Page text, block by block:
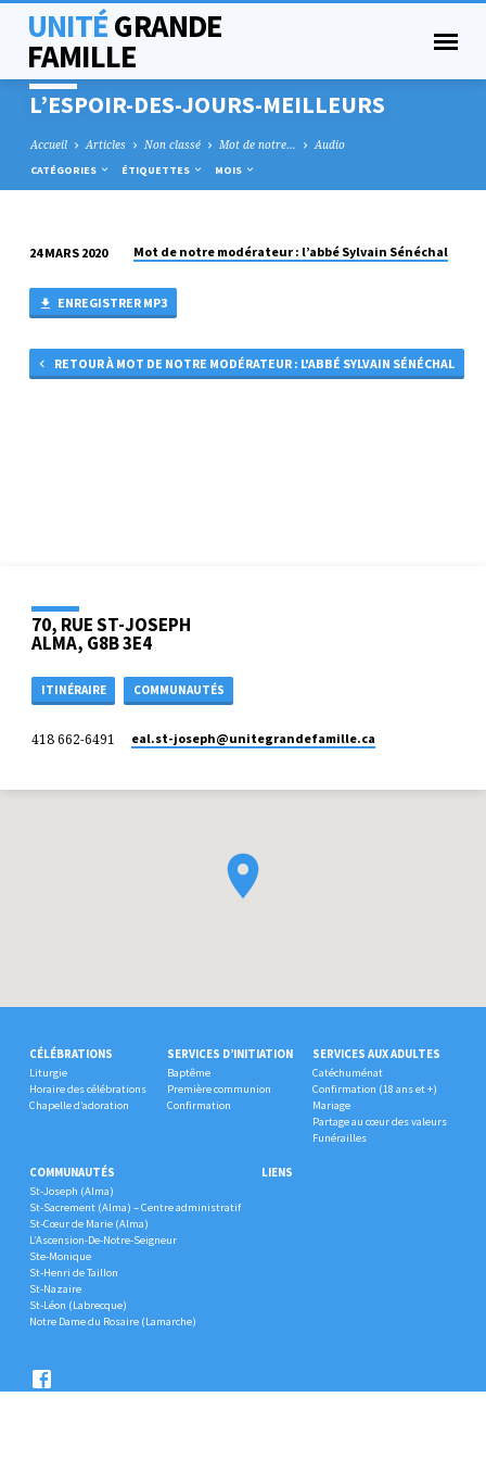
UNITÉGRANDE
FAMILLE
L’ESPOIR-DES-JOURS-MEILLEURS
Accueil Articles Non classé Mot de notre… Audio
CATÉGORIES ÉTIQUETTES MOIS
L’ESPOIR-
DES-
JOURS-
MEILLEURS
24 MARS 2020 Mot de notre modérateur : l’abbé Sylvain Sénéchal
ENREGISTRER MP3
RETOUR À MOT DE NOTRE MODÉRATEUR : L'ABBÉ SYLVAIN SÉNÉCHAL
70, RUE ST-JOSEPH
ALMA, G8B 3E4
ITINÉRAIRE COMMUNAUTÉS
418 662-6491 eal.st-joseph​@unitegrandefamille.ca
CÉLÉBRATIONS
Liturgie
Horaire des célébrations
Chapelle d’adoration
SERVICES D’INITIATION
Baptême
Première communion
Confirmation
SERVICES AUX ADULTES
Catéchuménat
Confirmation (18 ans et +)
Mariage
Partage au cœur des valeurs
Funérailles
COMMUNAUTÉS
St-Joseph (Alma)
St-Sacrement (Alma) – Centre administratif
St-Cœur de Marie (Alma)
L’Ascension-De-Notre-Seigneur
Ste-Monique
St-Henri de Taillon
St-Nazaire
St-Léon (Labrecque)
Notre Dame du Rosaire (Lamarche)
LIENS